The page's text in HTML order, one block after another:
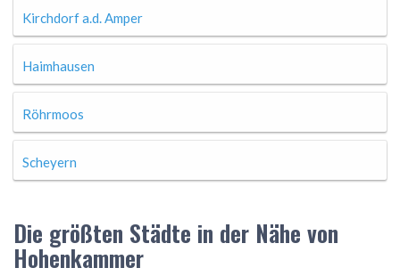
Kirchdorf a.d. Amper
Haimhausen
Röhrmoos
Scheyern
Die größten Städte in der Nähe von
Hohenkammer